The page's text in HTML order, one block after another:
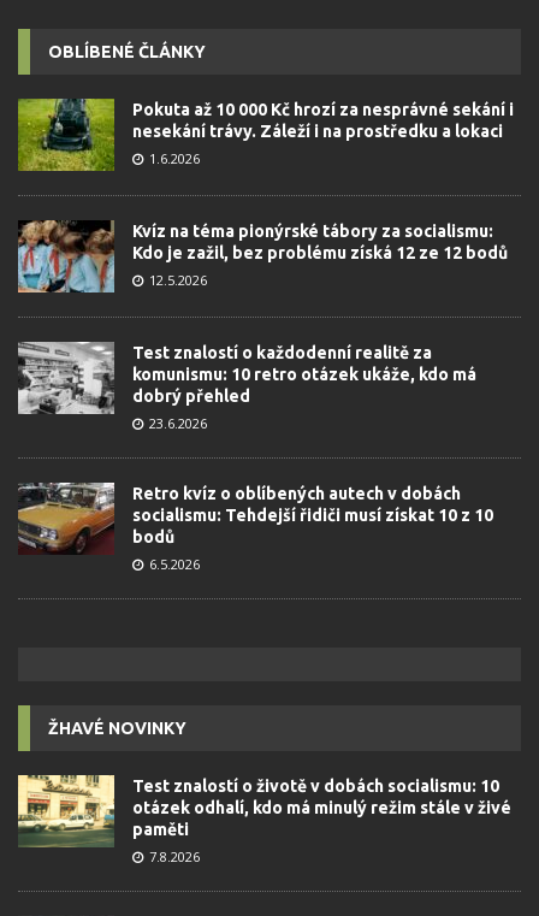
OBLÍBENÉ ČLÁNKY
Pokuta až 10 000 Kč hrozí za nesprávné sekání i
nesekání trávy. Záleží i na prostředku a lokaci
1.6.2026
Kvíz na téma pionýrské tábory za socialismu:
Kdo je zažil, bez problému získá 12 ze 12 bodů
12.5.2026
Test znalostí o každodenní realitě za
komunismu: 10 retro otázek ukáže, kdo má
dobrý přehled
23.6.2026
Retro kvíz o oblíbených autech v dobách
socialismu: Tehdejší řidiči musí získat 10 z 10
bodů
6.5.2026
ŽHAVÉ NOVINKY
Test znalostí o životě v dobách socialismu: 10
otázek odhalí, kdo má minulý režim stále v živé
paměti
7.8.2026